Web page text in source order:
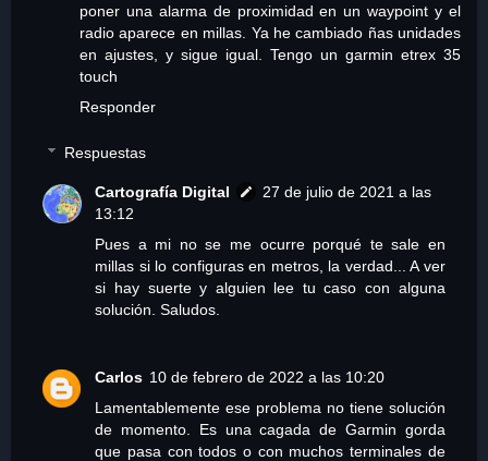
poner una alarma de proximidad en un waypoint y el
radio aparece en millas. Ya he cambiado ñas unidades
en ajustes, y sigue igual. Tengo un garmin etrex 35
touch
Responder
Respuestas
Cartografía Digital
27 de julio de 2021 a las
13:12
Pues a mi no se me ocurre porqué te sale en
millas si lo configuras en metros, la verdad... A ver
si hay suerte y alguien lee tu caso con alguna
solución. Saludos.
Carlos 10 de febrero de 2022 a las 10:20
Lamentablemente ese problema no tiene solución
de momento. Es una cagada de Garmin gorda
que pasa con todos o con muchos terminales de